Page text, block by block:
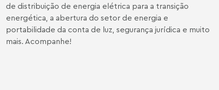
de distribuição de energia elétrica para a transição
energética, a abertura do setor de energia e
portabilidade da conta de luz, segurança jurídica e muito
mais. Acompanhe!